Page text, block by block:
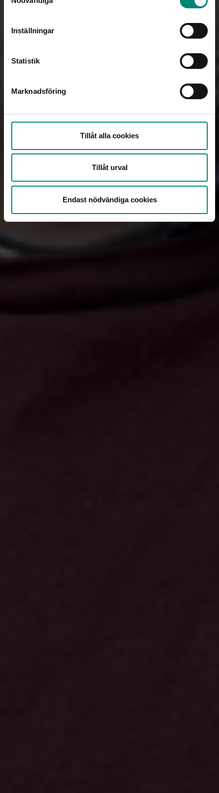
Inställningar
Statistik
Marknadsföring
Tillåt alla cookies
Tillåt urval
Endast nödvändiga cookies
Head of IT